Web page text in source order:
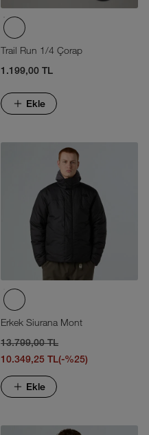
Trail Run 1/4 Çorap
1.199,00 TL
Ekle
Erkek Siurana Mont
13.799,00 TL
10.349,25 TL(-%25)
Ekle